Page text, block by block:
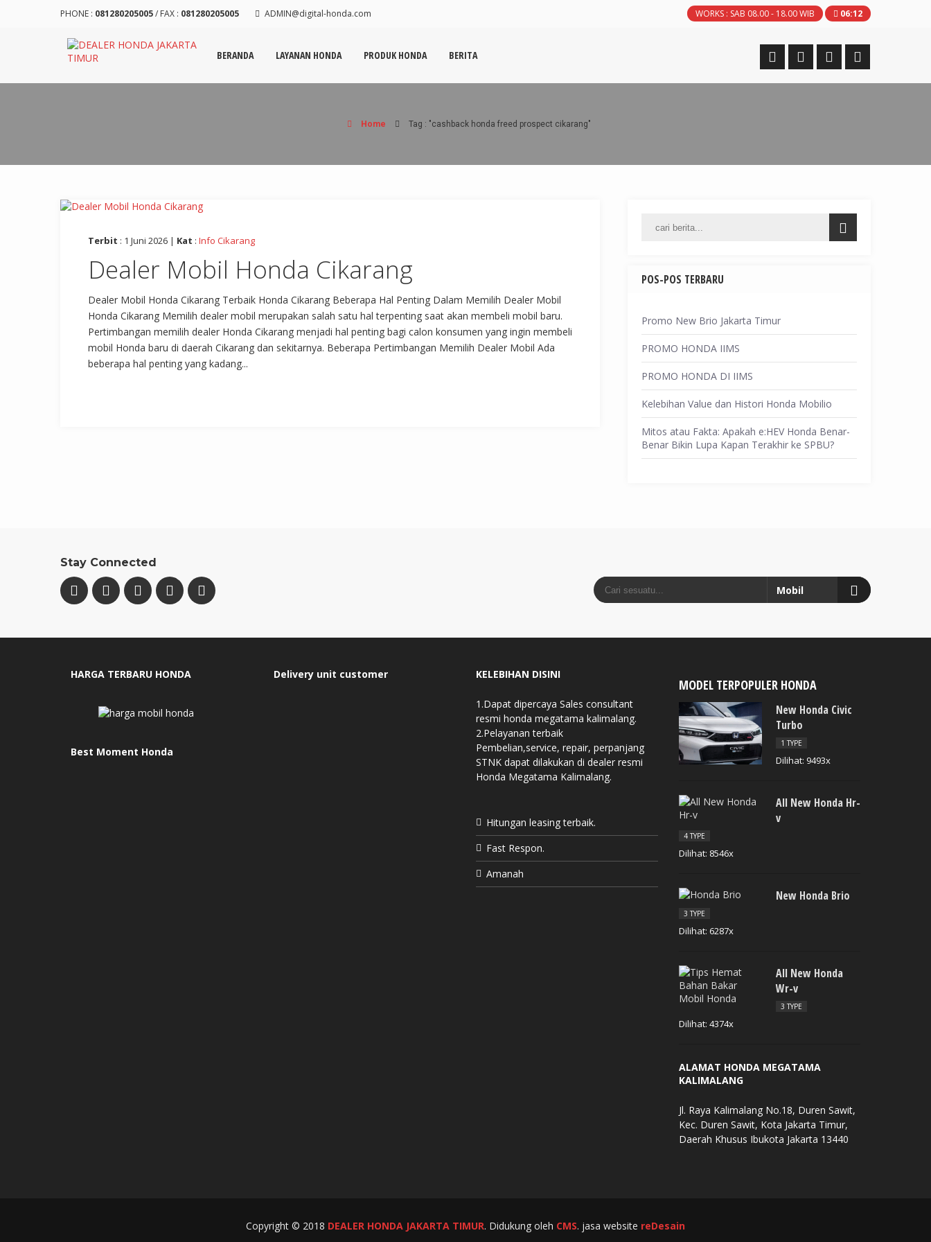
PHONE : 081280205005/ FAX : 081280205005 ADMIN@digital-honda.com WORKS : SAB 08.00 - 18.00 WIB 06:12
BERANDA LAYANAN HONDA PRODUK HONDA BERITA
Home Tag : "cashback honda freed prospect cikarang"
Terbit : 1 Juni 2026 | Kat : Info Cikarang
Dealer Mobil Honda Cikarang
Dealer Mobil Honda Cikarang Terbaik Honda Cikarang Beberapa Hal Penting Dalam Memilih Dealer Mobil
Honda Cikarang Memilih dealer mobil merupakan salah satu hal terpenting saat akan membeli mobil baru.
Pertimbangan memilih dealer Honda Cikarang menjadi hal penting bagi calon konsumen yang ingin membeli
mobil Honda baru di daerah Cikarang dan sekitarnya. Beberapa Pertimbangan Memilih Dealer Mobil Ada
beberapa hal penting yang kadang...
POS-POS TERBARU
Promo New Brio Jakarta Timur
PROMO HONDA IIMS
PROMO HONDA DI IIMS
Kelebihan Value dan Histori Honda Mobilio
Mitos atau Fakta: Apakah e:HEV Honda Benar-
Benar Bikin Lupa Kapan Terakhir ke SPBU?
Stay Connected
HARGA TERBARU HONDA
Best Moment Honda
Delivery unit customer KELEBIHAN DISINI
1.Dapat dipercaya Sales consultant
resmi honda megatama kalimalang.
2.Pelayanan terbaik
Pembelian,service, repair, perpanjang
STNK dapat dilakukan di dealer resmi
Honda Megatama Kalimalang.
Hitungan leasing terbaik.
Fast Respon.
Amanah
MODEL TERPOPULER HONDA
New Honda Civic
Turbo
1 TYPE
Dilihat: 9493x
All New Honda Hr-
v
4 TYPE
Dilihat: 8546x
New Honda Brio
3 TYPE
Dilihat: 6287x
All New Honda
Wr-v
3 TYPE
Dilihat: 4374x
ALAMAT HONDA MEGATAMA
KALIMALANG
Jl. Raya Kalimalang No.18, Duren Sawit,
Kec. Duren Sawit, Kota Jakarta Timur,
Daerah Khusus Ibukota Jakarta 13440
Copyright © 2018 DEALER HONDA JAKARTA TIMUR. Didukung oleh CMS. jasa website reDesain